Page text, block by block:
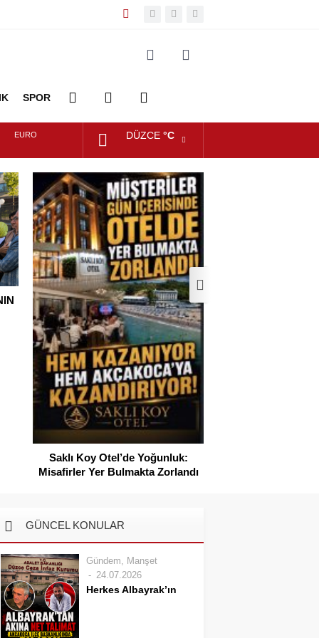
SPOR
FOTO
GALERİGALERİ
EURO
DOLAR
DÜZCE °C
Saklı Koy Otel’de Yoğunluk:
Misafirler Yer Bulmakta Zorlandı
GÜNCEL KONULAR
Gündem, Manşet
24.07.2026
Herkes Albayrak’ın